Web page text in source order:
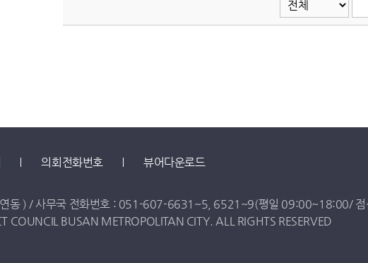
의회전화번호 뷰어다운로드
동 ) / 사무국 전화번호 : 051-607-6631 ~5 6521 ~9(평일 09:00~18:00/
BUSAN METROPOLITAN CITY. ALL RIGHTS RESERVED